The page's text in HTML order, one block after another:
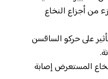
من أجزاع النخاع
على حركو الساقسن
المستعرض إصابة